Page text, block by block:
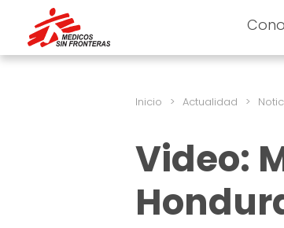
Inicio > Actualidad >
Video: